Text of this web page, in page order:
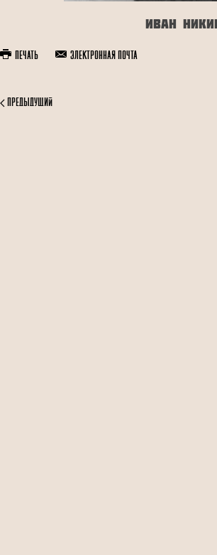
Иван
Печать Электронная почта
Предыдущий